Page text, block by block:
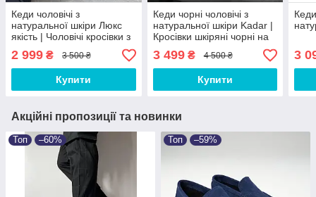
Кеди чоловічі з
натуральної шкіри Люкс
якість | Чоловічі кросівки з
натуральної замши
Демісезон
2 999 ₴ 3 500 ₴
Купити
Кеди чорні чоловічі з
натуральної шкіри Kadar |
Кросівки шкіряні чорні на
осінь ЛЮКС якості
3 499₴ 4 500 ₴
Купити
Кеди
3
Акційні пропозиції та новинки
Топ –60% Топ –59%